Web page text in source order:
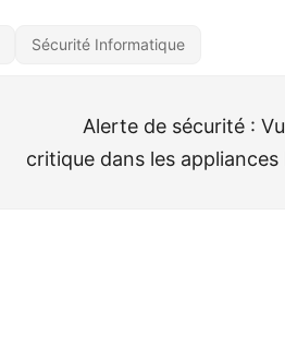
Sécurité Informatique
Alerte de sécurité :
critique dans les appliances